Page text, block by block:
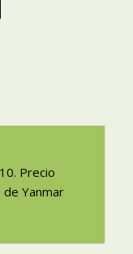
Precio
Yanmar